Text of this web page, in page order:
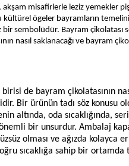
misafirlerle leziz yemekler
kültürel ögeler bayramların
sembolüdür. Bayram çikolatası
nasıl saklanacağı ve bayram
de bayram çikolatasının
Bir ürünün tadı söz konusu
altında, oda sıcaklığında,
bir unsurdur. Ambalaj
olması ve ağızda kolayca
sıcaklığa sahip bir ortamda